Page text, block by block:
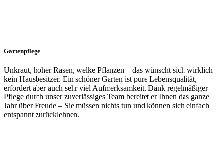
Gartenpflege
Unkraut, hoher Rasen, welke Pflanzen – das wünscht sich wirklich
kein Hausbesitzer. Ein schöner Garten ist pure Lebensqualität,
erfordert aber auch sehr viel Aufmerksamkeit. Dank regelmäßiger
Pflege durch unser zuverlässiges Team bereitet er Ihnen das ganze
Jahr über Freude – Sie müssen nichts tun und können sich einfach
entspannt zurücklehnen.